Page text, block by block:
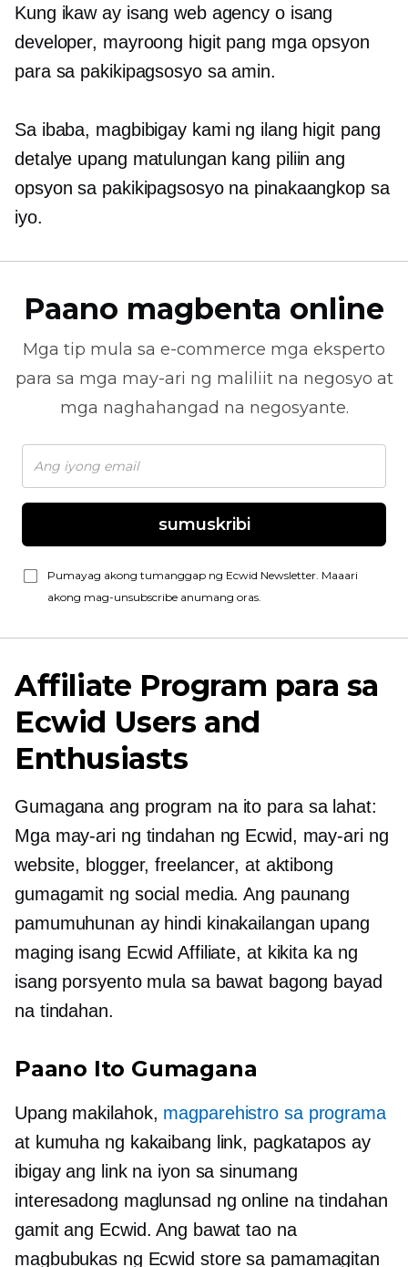
Kung ikaw ay isang web agency o isang
developer, mayroong higit pang mga opsyon
para sa pakikipagsosyo sa amin.
Sa ibaba, magbibigay kami ng ilang higit pang
detalye upang matulungan kang piliin ang
opsyon sa pakikipagsosyo na pinakaangkop sa
iyo.
Paano magbenta online
Mga tip mula sa e-commerce mga eksperto
para sa mga may-ari ng maliliit na negosyo at
mga naghahangad na negosyante.
sumuskribi
Pumayag akong tumanggap ng Ecwid Newsletter. Maaari
akong mag-unsubscribe anumang oras.
Affiliate Program para sa
Ecwid Users and
Enthusiasts
Gumagana ang program na ito para sa lahat:
Mga may-ari ng tindahan ng Ecwid, may-ari ng
website, blogger, freelancer, at aktibong
gumagamit ng social media. Ang paunang
pamumuhunan ay hindi kinakailangan upang
maging isang Ecwid Affiliate, at kikita ka ng
isang porsyento mula sa bawat bagong bayad
na tindahan.
Paano Ito Gumagana
Upang makilahok, magparehistro sa programa
at kumuha ng kakaibang link, pagkatapos ay
ibigay ang link na iyon sa sinumang
interesadong maglunsad ng online na tindahan
gamit ang Ecwid. Ang bawat tao na
magbubukas ng Ecwid store sa pamamagitan